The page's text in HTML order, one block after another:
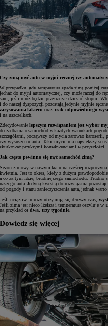
Czy zimą myć auto w myjni ręcznej czy
W przypadku, gdy temperatura spada zimą poniżej
jechać do myjni automatycznej, czy może raczej do
sam, jeśli mróz będzie przekraczał dziesięć stopni.
i do naszej dyspozycji pozostają jedynie myjnie
zarysowania lakieru oraz brak odpowiedniego
i na uszczelkach.
Zdecydowanie lepszym rozwiązaniem jest wybór
do zadbania o samochód w każdych warunkach
szczegółami, począwszy od mycia zarówno
czy wysuszeniu auta. Takie mycie ma największy
skutkować przykrymi konsekwencjami w przyszłości.
Jak często powinno się myć samochód zimą?
Sezon zimowy w naszym kraju najczęściej
kwietnia. Jest to okres, kiedy z dużym
a co za tym idzie, brudniejszego samochodu. Trudno
naszego auta. Jedyną kwestią do rozwiązania
od pogody i stanu zanieczyszczenia auta, jednak
Jeśli uciążliwe mrozy utrzymują się dłuższy czas,
Jeśli zima jest nieco lżejsza i temperatura oscyluje w
na przykład co dwa, trzy tygodnie.
Dowiedz się więcej